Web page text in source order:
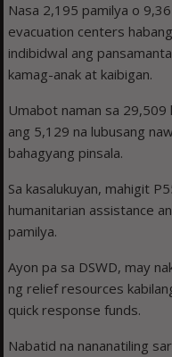
Nasa 2,195 pamilya o
evacuation centers
indibidwal ang
kamag-anak at kaibigan.
Umabot naman sa 29,509
ang 5,129 na lubusang
bahagyang pinsala.
Sa kasalukuyan, mahigit
humanitarian assistance
pamilya.
Ayon pa sa DSWD, may
ng relief resources
quick response funds.
Nabatid na nananatiling